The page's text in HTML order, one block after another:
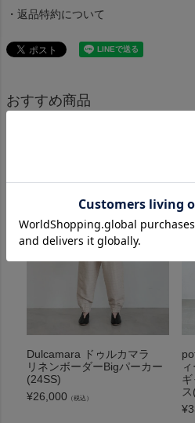
・返品特約について
おすすめ商品
Dulcamara ドゥルカマラ
リネンボーダーBigパーカー
(24SS)
¥26,000 （税込）
¥